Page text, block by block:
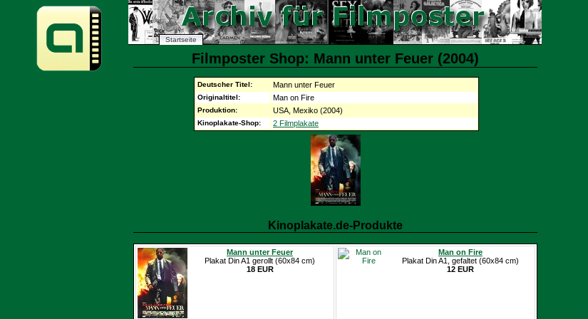
Startseite
Filmposter Shop: Mann unter Feuer (2004)
Deutscher Titel: Mann unter Feuer
Originaltitel: Man on Fire
Produktion: USA, Mexiko (2004)
Kinoplakate-Shop: 2 Filmplakate
Kinoplakate.de-Produkte
Mann unter Feuer
Plakat Din A1 gerollt (60x84 cm)
18 EUR
Man on Fire
Plakat Din A1, gefaltet (60x84 cm)
12 EUR